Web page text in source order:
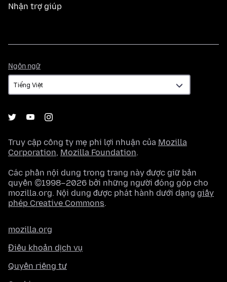
Nhận trợ giúp
Ngôn ngữ
ngữ
Truy cập công ty mẹ phi lợi nhuận của Mozilla
Corporation, Mozilla Foundation.
Các phần nội dung trong trang này được giữ bản
quyền ©1998–2026 bởi những người đóng góp cho
mozilla.org. Nội dung được phát hành dưới dạng giấy
phép Creative Commons.
mozilla.org
Điều khoản dịch vụ
Quyền riêng tư